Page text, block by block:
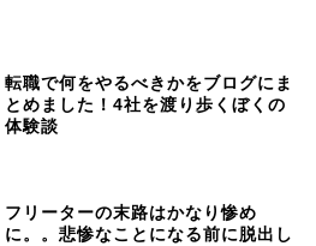
転職で何をやるべきかをブログにま
とめました！4社を渡り歩くぼくの
体験談
フリーターの末路はかなり惨め
に。。悲惨なことになる前に脱出し